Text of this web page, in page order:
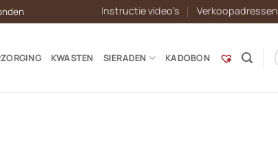
Instructie video’s Verkoopadressen
KWASTEN SIERADEN KADOBON